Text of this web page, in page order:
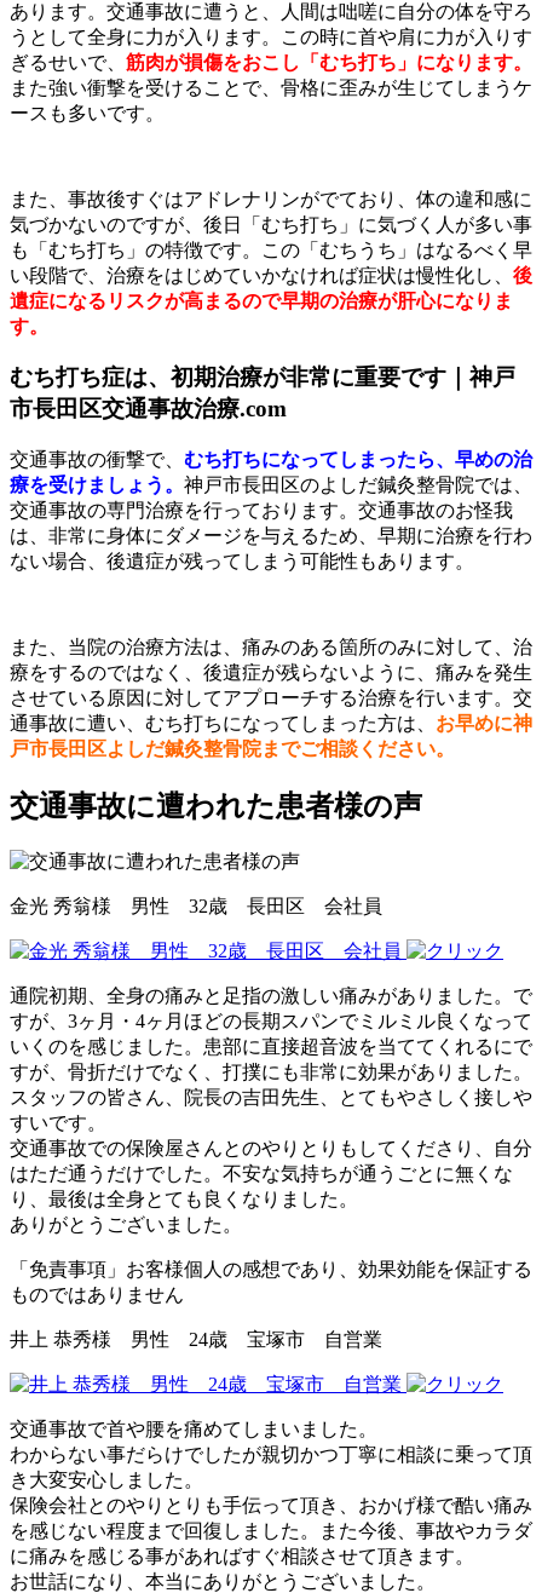
あります。交通事故に遭うと、人間は咄嗟に自分の体を守ろ
うとして全身に力が入ります。この時に首や肩に力が入りす
ぎるせいで、 筋肉が損傷をおこし「むち打ち」になります。
また強い衝撃を受けることで、骨格に歪みが生じてしまうケ
ースも多いです。
また、事故後すぐはアドレナリンがでており、体の違和感に
気づかないのですが、後日「むち打ち」に気づく人が多い事
も「むち打ち」の特徴です。この「むちうち」はなるべく早
い段階で、治療をはじめていかなければ症状は慢性化し、 後
遺症になるリスクが高まるので早期の治療が肝心になりま
す。
むち打ち症は、初期治療が非常に重要です｜神戸
市長田区交通事故治療.com
交通事故の衝撃で、 むち打ちになってしまったら、早めの治
療を受けましょう。 神戸市長田区のよしだ鍼灸整骨院では、
交通事故の専門治療を行っております。交通事故のお怪我
は、非常に身体にダメージを与えるため、早期に治療を行わ
ない場合、後遺症が残ってしまう可能性もあります。
また、当院の治療方法は、痛みのある箇所のみに対して、治
療をするのではなく、後遺症が残らないように、痛みを発生
させている原因に対してアプローチする治療を行います。交
通事故に遭い、むち打ちになってしまった方は、 お早めに神
戸市長田区よしだ鍼灸整骨院までご相談ください。
交通事故に遭われた患者様の声
金光 秀翁様 男性 32歳 長田区 会社員
通院初期、全身の痛みと足指の激しい痛みがありました。で
すが、3ヶ月・4ヶ月ほどの長期スパンでミルミル良くなって
いくのを感じました。患部に直接超音波を当ててくれるにで
すが、骨折だけでなく、打撲にも非常に効果がありました。
スタッフの皆さん、院長の吉田先生、とてもやさしく接しや
すいです。
交通事故での保険屋さんとのやりとりもしてくださり、自分
はただ通うだけでした。不安な気持ちが通うごとに無くな
り、最後は全身とても良くなりました。
ありがとうございました。
「免責事項」お客様個人の感想であり、効果効能を保証する
ものではありません
井上 恭秀様 男性 24歳 宝塚市 自営業
交通事故で首や腰を痛めてしまいました。
わからない事だらけでしたが親切かつ丁寧に相談に乗って頂
き大変安心しました。
保険会社とのやりとりも手伝って頂き、おかげ様で酷い痛み
を感じない程度まで回復しました。また今後、事故やカラダ
に痛みを感じる事があればすぐ相談させて頂きます。
お世話になり、本当にありがとうございました。